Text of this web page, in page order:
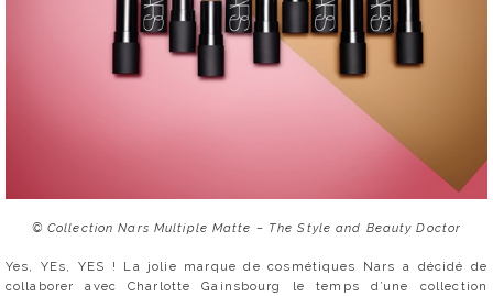
© Collection Nars Multiple Matte – The Style and Beauty Doctor
Yes, YEs, YES ! La jolie marque de cosmétiques Nars a décidé de
collaborer avec Charlotte Gainsbourg le temps d’une collection